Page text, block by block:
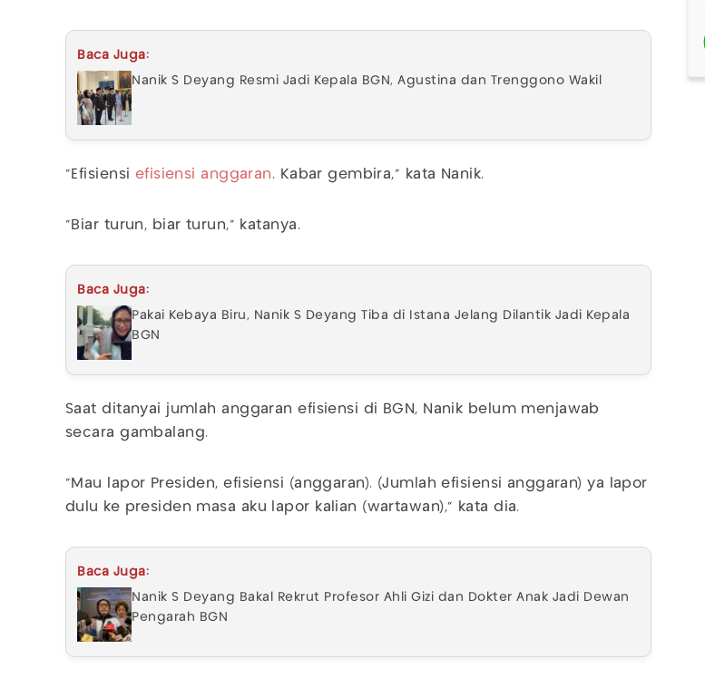
Baca Juga:
Nanik S Deyang Resmi Jadi Kepala BGN, Agustina dan Trenggono Wakil
"Efisiensi efisiensi anggaran . Kabar gembira," kata Nanik.
"Biar turun, biar turun," katanya.
Baca Juga:
Pakai Kebaya Biru, Nanik S Deyang Tiba di Istana Jelang Dilantik Jadi Kepala
BGN
Saat ditanyai jumlah anggaran efisiensi di BGN, Nanik belum menjawab
secara gambalang.
"Mau lapor Presiden, efisiensi (anggaran). (Jumlah efisiensi anggaran) ya lapor
dulu ke presiden masa aku lapor kalian (wartawan)," kata dia.
Baca Juga:
Nanik S Deyang Bakal Rekrut Profesor Ahli Gizi dan Dokter Anak Jadi Dewan
Pengarah BGN